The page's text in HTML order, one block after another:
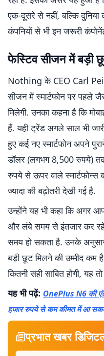
एक-दूसरे से नहीं, बल्कि
कंपनियों से भी इन जरूरी
फेस्टिव सीजन में बड़ी
Nothing के CEO Carl Pei
सीजन में स्मार्टफोन पर पहले
मिलेगी. उनका कहना है कि
हैं. यही ट्रेंड अगले साल भी
हुए कई नए स्मार्टफोन अपने
डॉलर (लगभग 8,500 रुपये)
रुपये से ऊपर वाले
ज्यादा की बढ़ोतरी देखी गई है.
उन्होंने यह भी कहा कि अगर
और लंबे समय से इंतजार कर रहे
समय हो सकता है. उनके
बड़ी छूट मिलने की उम्मीद कम
कितनी सही साबित होगी, यह
यह भी पढ़ें: OnePlus N6 की
हजार रुपये से कम कीमत में आ
प्रभात खबर